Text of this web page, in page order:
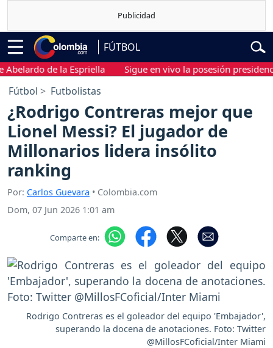
FÚTBOL
de la Espriella Sigue en vivo la posesión presidencial
Fútbol Futbolistas
¿Rodrigo Contreras mejor que
Lionel Messi? El jugador de
Millonarios lidera insólito
ranking
Por: Carlos Guevara • Colombia.com
Dom, 07 Jun 2026 1:01 am
Comparte en:
Rodrigo Contreras es el goleador del equipo 'Embajador',
superando la docena de anotaciones. Foto: Twitter
@MillosFCoficial/Inter Miami